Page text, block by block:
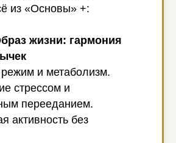
из «Основы» +:
жизни: гармония
и метаболизм.
стрессом и
перееданием.
активность без